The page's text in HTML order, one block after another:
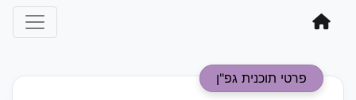
פרטי תוכנית גפ"ן